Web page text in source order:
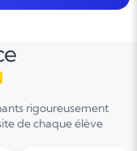
rigoureusement
de chaque élève